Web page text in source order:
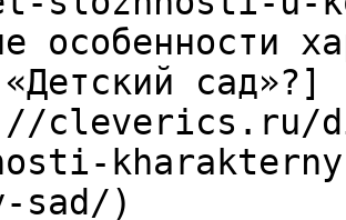
особенности
сад»?]
cleverics.ru/
sad/)